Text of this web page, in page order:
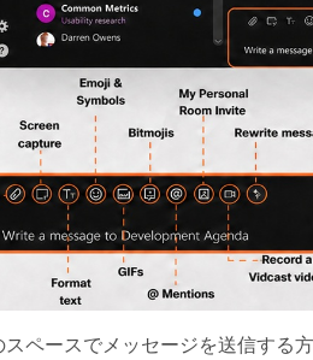
ペースでメッセージを送信する